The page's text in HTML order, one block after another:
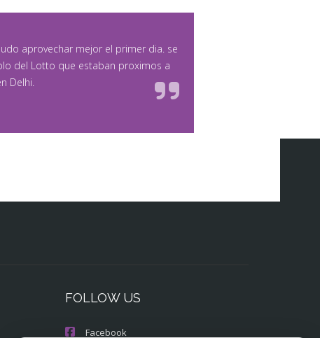
aprovechar mejor el primer dia. se
del Lotto que estaban proximos a
Delhi.
FOLLOW US
Facebook